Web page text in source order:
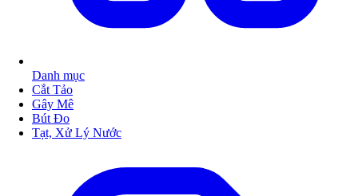
Danh mục
Cắt Tảo
Gây Mê
Bút Đo
Tạt, Xử Lý Nước